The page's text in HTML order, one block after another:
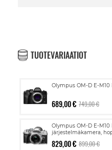
TUOTEVARIAATIOT
Olympus OM-D E-
689,00 € 749,00 €
Olympus OM-D E-
järjestelmäkamera,
829,00 € 899,00 €